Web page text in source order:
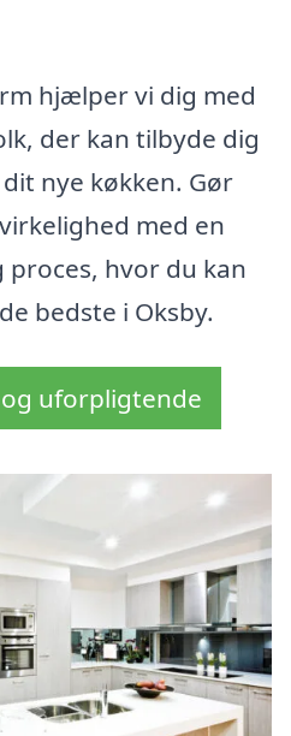
hjælper vi dig med
der kan tilbyde dig
nye køkken. Gør
med en
hvor du kan
bedste i Oksby.
uforpligtende